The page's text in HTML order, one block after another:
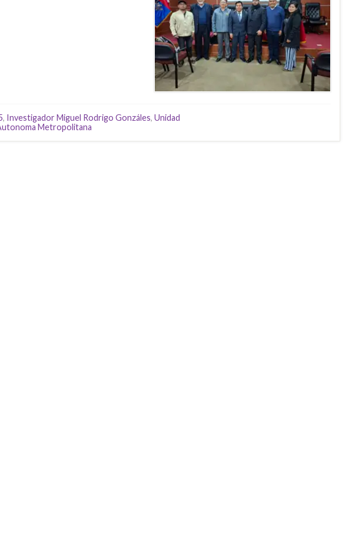
, Investigador Miguel Rodrigo Gonzáles, Unidad
Metropolitana